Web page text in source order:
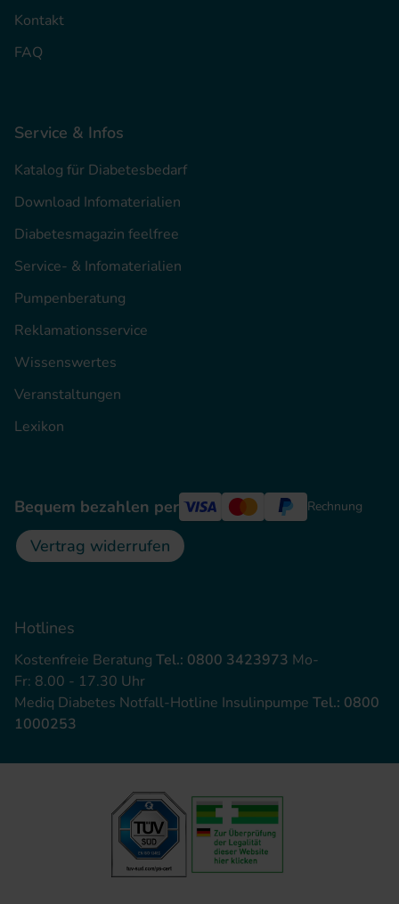
Kontakt
FAQ
Service & Infos
Katalog für Diabetesbedarf
Download Infomaterialien
Diabetesmagazin feelfree
Service- & Infomaterialien
Pumpenberatung
Reklamationsservice
Wissenswertes
Veranstaltungen
Lexikon
Bequem bezahlen per Rechnung
Vertrag widerrufen
Hotlines
Kostenfreie Beratung Tel.: 0800 3423973 Mo-
Fr: 8.00 - 17.30 Uhr
Mediq Diabetes Notfall-Hotline Insulinpumpe Tel.: 0800
1000253